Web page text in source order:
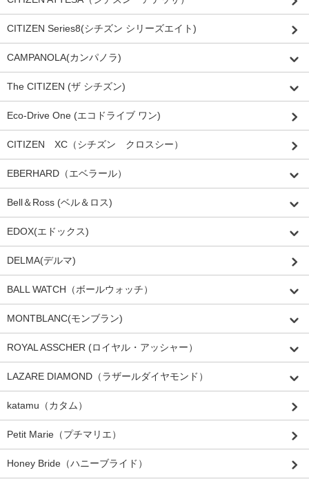
CITIZEN Series8(シチズン シリーズエイト)
CAMPANOLA(カンパノラ)
The CITIZEN (ザ シチズン)
Eco-Drive One (エコドライブ ワン)
CITIZEN XC（シチズン クロスシー）
EBERHARD（エベラール）
Bell＆Ross (ベル＆ロス)
EDOX(エドックス)
DELMA(デルマ)
BALL WATCH（ボールウォッチ）
MONTBLANC(モンブラン)
ROYAL ASSCHER (ロイヤル・アッシャー）
LAZARE DIAMOND（ラザールダイヤモンド）
katamu（カタム）
Petit Marie（プチマリエ）
Honey Bride（ハニーブライド）